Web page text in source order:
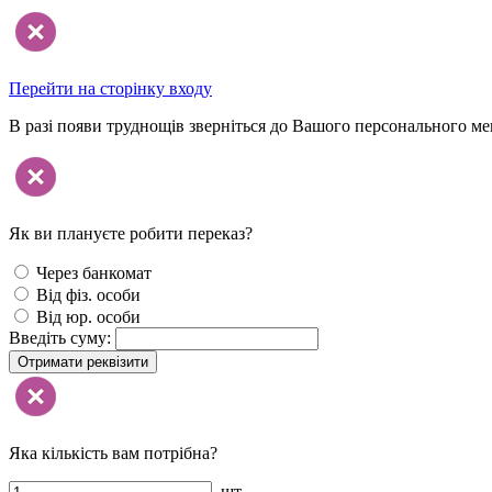
Перейти на сторінку входу
В разі появи труднощів зверніться до Вашого персонального
Як ви плануєте робити переказ?
Через банкомат
Від фіз. особи
Від юр. особи
Введіть суму:
Отримати реквізити
Яка кількість вам потрібна?